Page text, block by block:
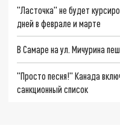
"Ласточка" не будет
дней в феврале и марте
В Самаре на ул. Мичурина
"Просто песня!" Канада
санкционный список